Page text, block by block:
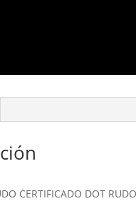
CERTIFICADO DOT